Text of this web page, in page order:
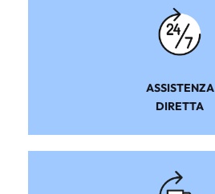
ASSISTENZA
DIRETTA